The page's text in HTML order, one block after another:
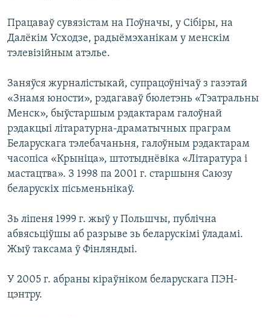
Працаваў сувязістам на Поўначы, у Сібіры, на
Далёкім Усходзе, радыёмэханікам у менскім
тэлевізійным атэлье.
Заняўся журналістыкай, супрацоўнічаў з газэтай
«Знамя юности», рэдагаваў бюлетэнь «Тэатральны
Менск», быўстаршым рэдактарам галоўнай
рэдакцыі літаратурна-драматычных праграм
Беларускага тэлебачаньня, галоўным рэдактарам
часопіса «Крыніца», штотыднёвіка «Літаратура і
мастацтва». З 1998 па 2001 г. старшыня Саюзу
беларускіх пісьменьнікаў.
Зь ліпеня 1999 г. жыў у Польшчы, публічна
абвясьціўшы аб разрыве зь беларускімі ўладамі.
Жыў таксама ў Фінляндыі.
У 2005 г. абраны кіраўніком беларускага ПЭН-
цэнтру.